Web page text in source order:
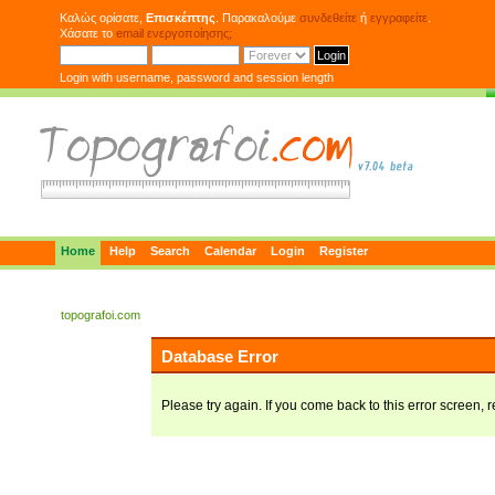
Καλώς ορίσατε, Επισκέπτης . Παρακαλούμε συνδεθείτε ή εγγραφείτε
Χάσατε το email ενεργοποίησης;
Login with username, password and session length
Home Help Search Calendar Login Register
topografoi.com
Database Error
Please try again. If you come back to this error screen,